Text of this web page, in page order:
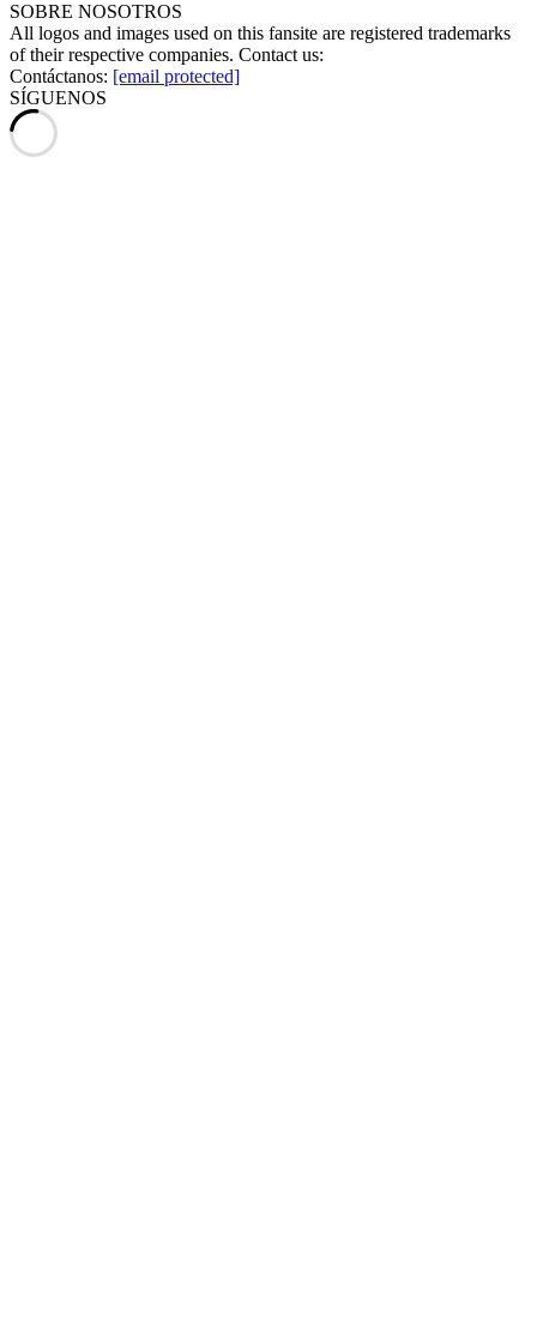
SOBRE NOSOTROS
All logos and images used on this fansite are registered trademarks
of their respective companies. Contact us:
Contáctanos: [email protected]
SÍGUENOS